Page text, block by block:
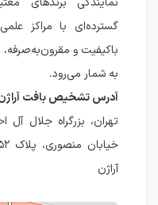
گسترده‌ای با مراکز
باکیفیت و
به شمار می‌رود.
آدرس تشخیص بافت
تهران، بزرگراه جلال آل
آراژن